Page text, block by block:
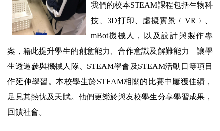
我們的校本STEAM課程包括生物科
技、3D打印、虛擬實景﹙VR﹚、
mBot機械人，以及設計與製作專
案，籍此提升學生的創意能力、合作意識及解難能力，讓學
生透過參與機械人隊、STEAM學會及STEAM活動日等項目
作延伸學習。本校學生於STEAM相關的比賽中屢獲佳績，
足見其熱忱及天賦。他們更樂於與友校學生分享學習成果，
回饋社會。